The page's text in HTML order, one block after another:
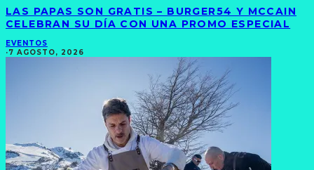
LAS PAPAS SON GRATIS – BURGER54 Y MCCAIN
CELEBRAN SU DÍA CON UNA PROMO ESPECIAL
EVENTOS
·7 AGOSTO, 2026